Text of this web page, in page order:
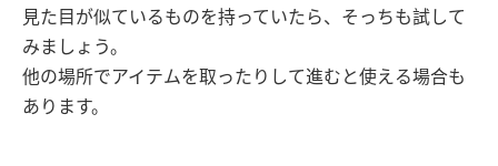
見た目が似ているものを持っていたら、そっちも試して
みましょう。
他の場所でアイテムを取ったりして進むと使える場合も
あります。